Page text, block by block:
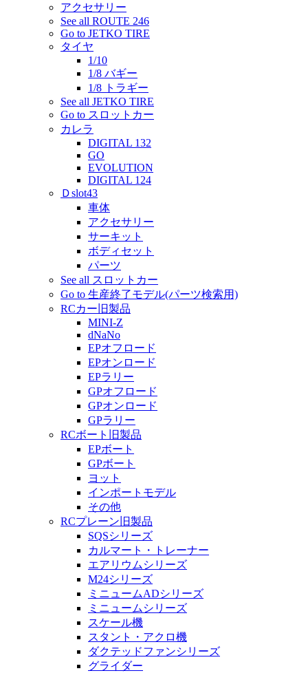
アクセサリー
See all ROUTE 246
Go to JETKO TIRE
タイヤ
1/10
1/8 バギー
1/8 トラギー
See all JETKO TIRE
Go to スロットカー
カレラ
DIGITAL 132
GO
EVOLUTION
DIGITAL 124
Ｄslot43
車体
アクセサリー
サーキット
ボディセット
パーツ
See all スロットカー
Go to 生産終了モデル(パーツ検索用)
RCカー旧製品
MINI-Z
dNaNo
EPオフロード
EPオンロード
EPラリー
GPオフロード
GPオンロード
GPラリー
RCボート旧製品
EPボート
GPボート
ヨット
インポートモデル
その他
RCプレーン旧製品
SQSシリーズ
カルマート・トレーナー
エアリウムシリーズ
M24シリーズ
ミニュームADシリーズ
ミニュームシリーズ
スケール機
スタント・アクロ機
ダクテッドファンシリーズ
グライダー